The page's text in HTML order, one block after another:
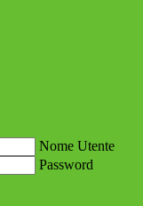
Nome Utente
Password